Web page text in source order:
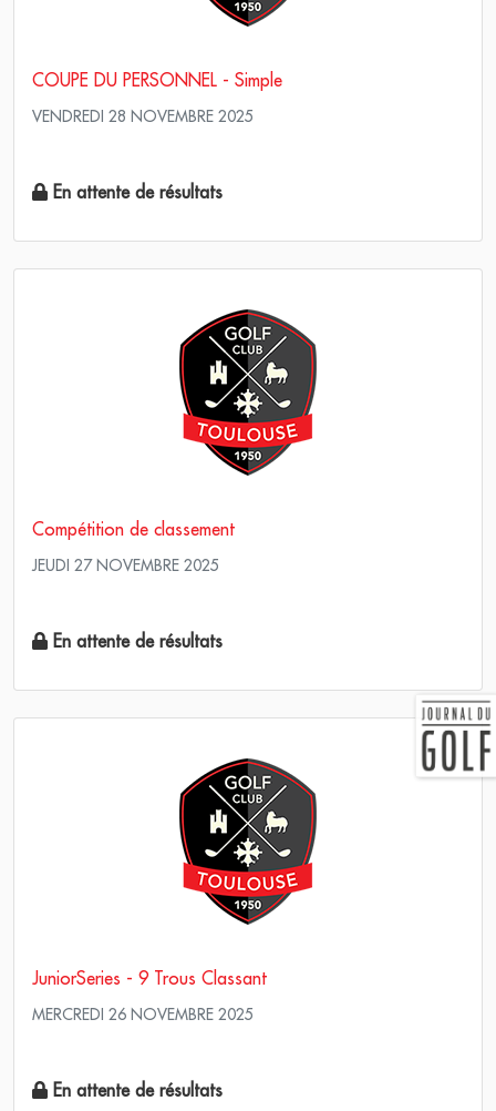
COUPE DU PERSONNEL - Simple
VENDREDI 28 NOVEMBRE 2025
En attente de résultats
Compétition de classement
JEUDI 27 NOVEMBRE 2025
En attente de résultats
JuniorSeries - 9 Trous Classant
MERCREDI 26 NOVEMBRE 2025
En attente de résultats